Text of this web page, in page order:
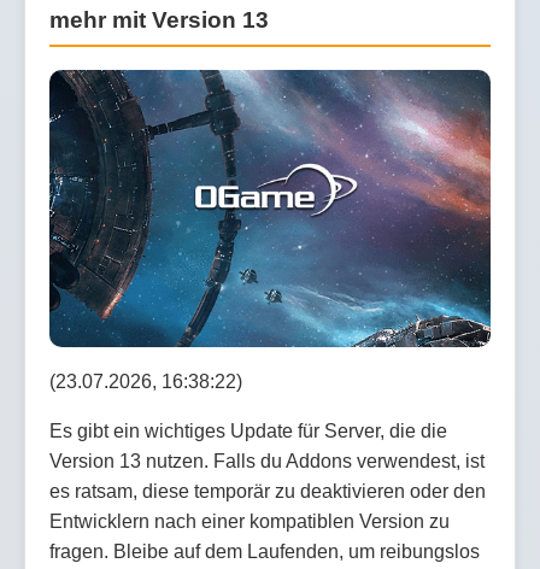
mehr mit Version 13
(23.07.2026, 16:38:22)
Es gibt ein wichtiges Update für Server, die die
Version 13 nutzen. Falls du Addons verwendest, ist
es ratsam, diese temporär zu deaktivieren oder den
Entwicklern nach einer kompatiblen Version zu
fragen. Bleibe auf dem Laufenden, um reibungslos